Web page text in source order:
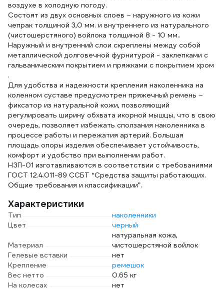
воздухе в холодную погоду.
Состоят из двух основных слоев – наружного из кожи
чепрак толщиной 3,0 мм. и внутреннего из натурального
(чистошерстяного) войлока толщиной 8 - 10 мм..
Наружный и внутренний слои скреплены между собой
металлической долговечной фурнитурой - заклепками с
гальваническим покрытием и пряжками с покрытием хром
.
Для удобства и надежности крепления наколенника на
коленном суставе предусмотрен пряжечный ремень –
фиксатор из натуральной кожи, позволяющий
регулировать ширину обхвата икорной мышцы, что в свою
очередь, позволяет избежать сползания наколенника в
процессе работы и пережатия артерий. Большая
площадь опоры изделия обеспечивает устойчивость,
комфорт и удобство при выполнении работ.
НЗП-01 изготавливаются в соответствии с требованиями
ГОСТ 12.4.011-89 ССБТ “Средства защиты работающих.
Общие требования и классификации”.
Характеристики
Тип
наколенники
Цвет
черный
Материал
натуральная кожа,
чистошерстяной войлок
Гелевые вставки
нет
Крепление
ремешок
Вес нетто
0.65 кг
На колесах
нет